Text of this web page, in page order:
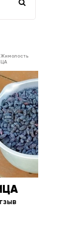
Жимолость